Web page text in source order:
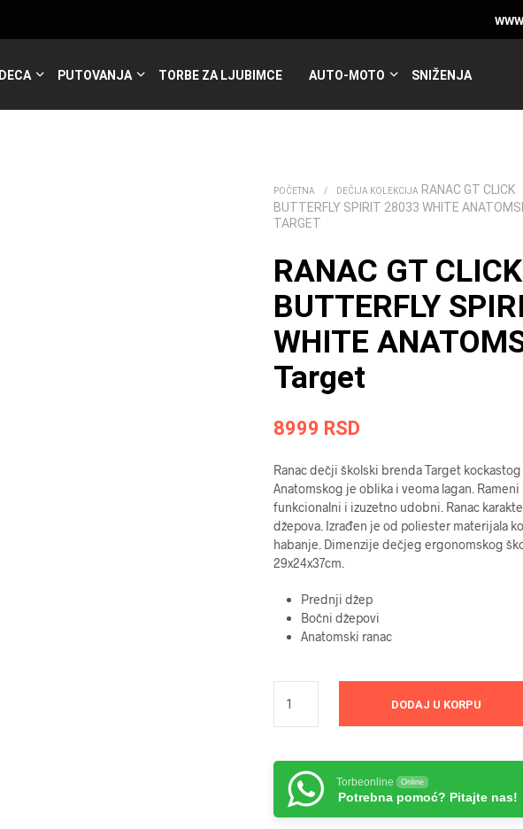
DECA PUTOVANJA TORBE ZA LJUBIMCE AUTO-MOTO SNIŽENJA
POČETNA / DEČIJA KOLEKCIJA RANAC GT CLICK
BUTTERFLY SPIRIT 28033 WHITE
TARGET
RANAC GT CLICK
BUTTERFLY
WHITE
Target
8999 RSD
Ranac dečji školski brenda Target
Anatomskog je oblika i veoma lagan.
funkcionalni i izuzetno udobni. Ranac
džepova. Izrađen je od poliester materijala
habanje. Dimenzije dečjeg ergonomskog
29x24x37cm.
Prednji džep
Bočni džepovi
Anatomski ranac
DODAJ U KORPU
Torbeonline Online
Potrebna pomoć? Pitajte nas!